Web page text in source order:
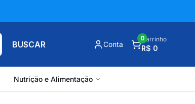
BUSCAR Conta
Carrinho
R$ 0
0
Nutrição e Alimentação